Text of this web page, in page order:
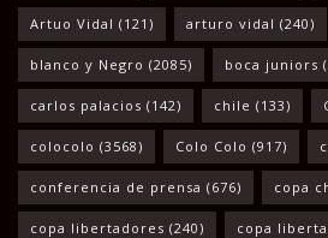
Artuo Vidal (121) arturo vidal (240)
blanco y Negro (2085) boca juniors
carlos palacios (142) chile (133)
colocolo (3568) Colo Colo (917)
conferencia de prensa (676) copa
copa libertadores (240) copa